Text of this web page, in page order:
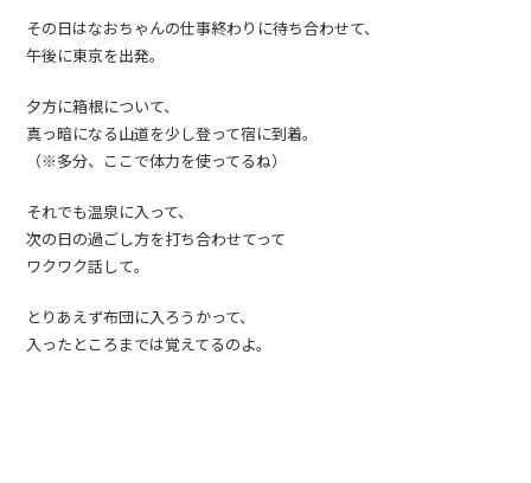
その日はなおちゃんの仕事終わりに待ち合わせて、
午後に東京を出発。
夕方に箱根について、
真っ暗になる山道を少し登って宿に到着。
（※多分、ここで体力を使ってるね）
それでも温泉に入って、
次の日の過ごし方を打ち合わせてって
ワクワク話して。
とりあえず布団に入ろうかって、
入ったところまでは覚えてるのよ。